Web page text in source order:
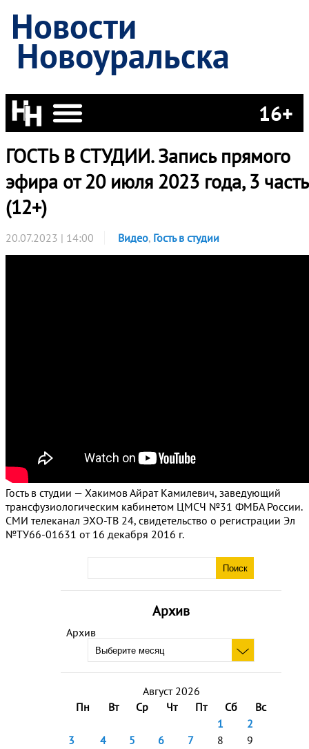
Новости
Новоуральска
16+
Архив
Архив
Август 2026
Пн
Вт Ср Чт Пт Сб
Вс
1
2
3
4 5 6 7 8
9
ГОСТЬ В СТУДИИ. Запись прямого
эфира от 20 июля 2023 года, 3 часть
(12+)
20.07.2023 | 14:00 Видео, Гость в студии
Гость в студии — Хакимов Айрат Камилевич, заведующий
трансфузиологическим кабинетом ЦМСЧ №31 ФМБА России.
СМИ телеканал ЭХО-ТВ 24, свидетельство о регистрации Эл
№ТУ66-01631 от 16 декабря 2016 г.